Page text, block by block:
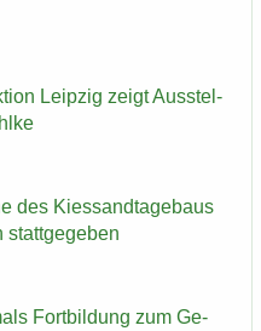
Leip­zig zeigt Aus­stel­
des Kies­sand­ta­ge­baus
statt­ge­ge­ben
Fort­bil­dung zum Ge­